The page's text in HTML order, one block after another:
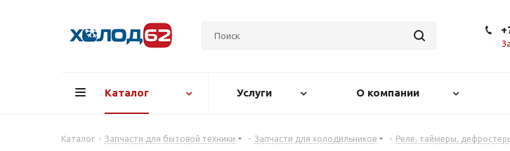
Каталог Услуги О компании
Каталог - Запчасти для бытовой техники - Запчасти для холодильников - Реле, таймеры,